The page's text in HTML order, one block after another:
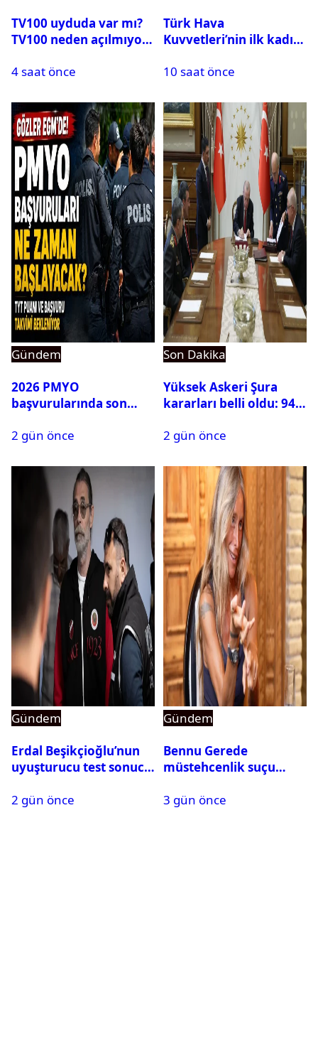
TV100 uyduda var mı?
TV100 neden açılmıyor?
4 saat önce
Türk Hava
Kuvvetleri’nin ilk kadın
Karapınar hakkında
ortaya çıktı
10 saat önce
Gündem
2026 PMYO
başvurularında son
2 gün önce
Son Dakika
Yüksek Askeri Şura
kararları belli oldu: 94
2 gün önce
Gündem
Erdal Beşikçioğlu’nun
uyuşturucu test sonucu
2 gün önce
Gündem
Bennu Gerede
müstehcenlik suçu
alındı
3 gün önce